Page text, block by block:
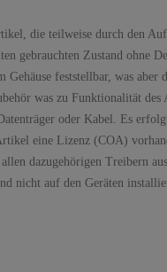
die teilweise durch den
gebrauchten Zustand ohne
Gehäuse feststellbar, was
was zu Funktionalität
oder Kabel. Es
eine Lizenz (COA)
dazugehörigen Treibern
nicht auf den Geräten